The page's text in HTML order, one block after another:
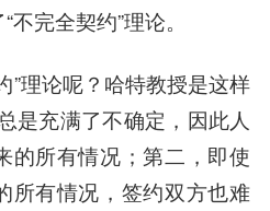
完全契约”理论。
理论呢？哈特教授是这样
是充满了不确定，因此人
的所有情况；第二，即使
所有情况，签约双方也难